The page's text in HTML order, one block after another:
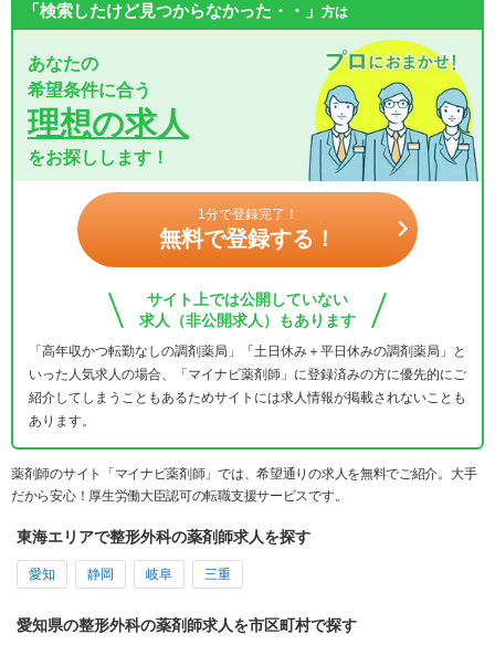
「検索したけど見つからなかった・・」 方は
あなたの
希望条件に合う
理想の求人
をお探しします！
1分で登録完了！
無料で登録する！
サイト上では公開していない
求人（非公開求人）もあります
「高年収かつ転勤なしの調剤薬局」「土日休み＋平日休みの調剤薬局」と
いった人気求人の場合、「マイナビ薬剤師」に登録済みの方に優先的にご
紹介してしまうこともあるためサイトには求人情報が掲載されないことも
あります。
薬剤師のサイト「マイナビ薬剤師」では、希望通りの求人を無料でご紹介。大手
だから安心！厚生労働大臣認可の転職支援サービスです。
東海エリアで整形外科の薬剤師求人を探す
愛知 静岡 岐阜 三重
愛知県の整形外科の薬剤師求人を市区町村で探す